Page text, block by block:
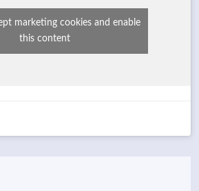
marketing cookies and enable
this content